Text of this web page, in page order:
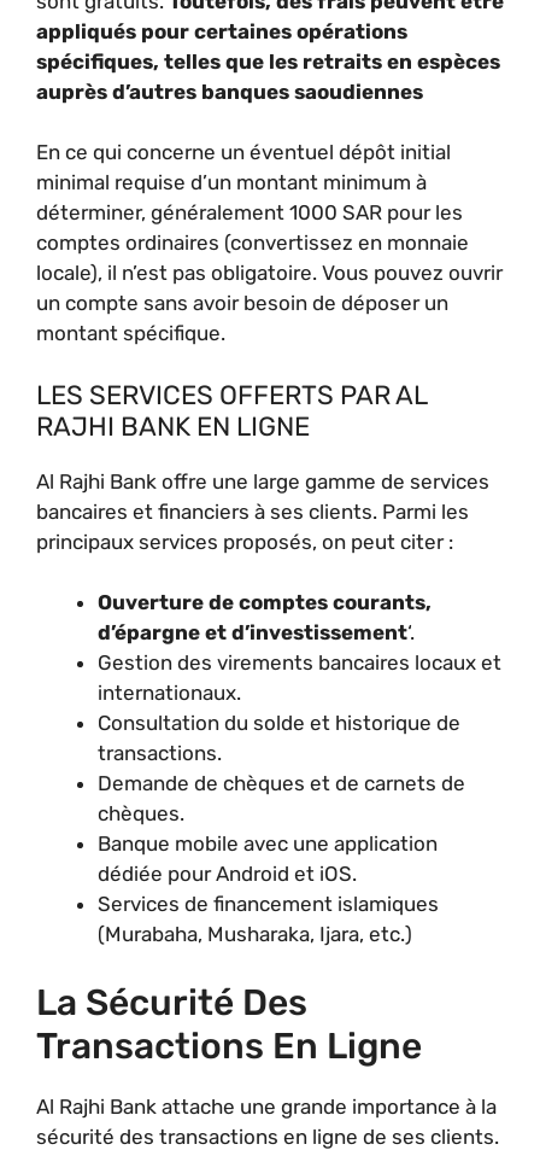
appliqués pour certaines opérations
spécifiques, telles que les retraits en espèces
auprès d’autres banques saoudiennes
En ce qui concerne un éventuel dépôt initial
minimal requise d’un montant minimum à
déterminer, généralement 1000 SAR pour les
comptes ordinaires (convertissez en monnaie
locale), il n’est pas obligatoire. Vous pouvez ouvrir
un compte sans avoir besoin de déposer un
montant spécifique.
LES SERVICES OFFERTS PAR AL
RAJHI BANK EN LIGNE
Al Rajhi Bank offre une large gamme de services
bancaires et financiers à ses clients. Parmi les
principaux services proposés, on peut citer :
Ouverture de comptes courants,
d’épargne et d’investissement‘.
Gestion des virements bancaires locaux et
internationaux.
Consultation du solde et historique de
transactions.
Demande de chèques et de carnets de
chèques.
Banque mobile avec une application
dédiée pour Android et iOS.
Services de financement islamiques
(Murabaha, Musharaka, Ijara, etc.)
La Sécurité Des
Transactions En Ligne
Al Rajhi Bank attache une grande importance à la
sécurité des transactions en ligne de ses clients.